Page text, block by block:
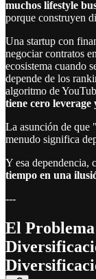
muchos lifestyle
porque construyen
Una startup con
negociar contratos
ecosistema cuando
depende de los
algoritmo de
tiene cero
La asunción de que
menudo significa
Y esa dependencia,
tiempo en una
---
El